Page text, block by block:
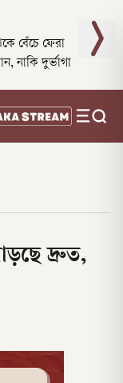
বেঁচে ফেরা
নাকি দুর্ভাগা
দ্রুত,